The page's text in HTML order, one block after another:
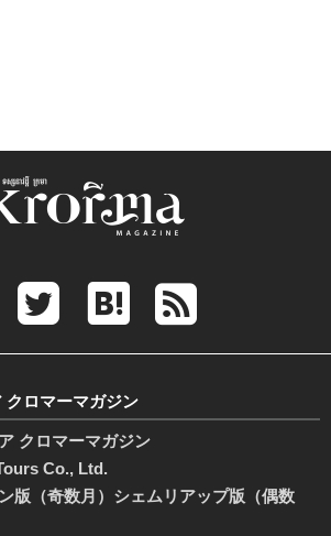
クロマーマガジン
クロマーマガジン
Co., Ltd.
版（奇数月）シェムリアップ版（偶数